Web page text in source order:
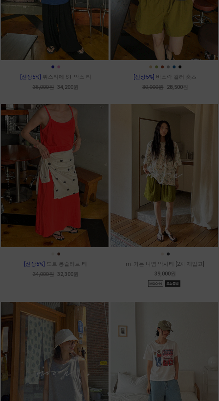
● ●
[신상5%] 뷔스티에 ST 박스 티
36,000원 34,200원
● ● ● ● ● ●
[신상5%] 바스락 컬러 숏츠
30,000원 28,500원
●
[신상5%] 도트 롱슬리브 티
34,000원 32,300원
●
m_가든 나염 박시티 [2차 재입고]
39,000원